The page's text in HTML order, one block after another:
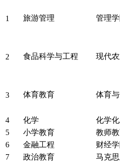
1 旅游管理 管理
2 食品科学与工程 现代
3 体育教育 体育
4 化学 化学
5
小学教育 教师
6
金融工程 财经
7
政治教育 马克